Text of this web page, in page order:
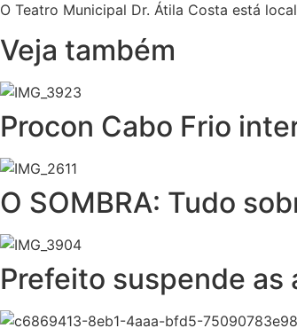
O Teatro Municipal Dr. Átila Costa está
Veja também
Procon Cabo Frio
O SOMBRA: Tudo
Prefeito suspende as